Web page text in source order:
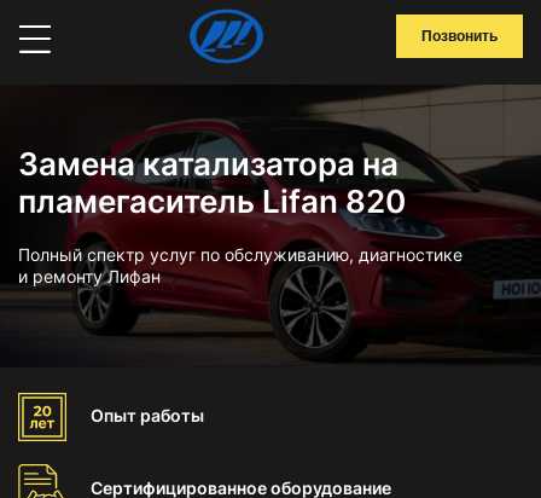
Позвонить
Замена катализатора на
пламегаситель Lifan 820
Полный спектр услуг по обслуживанию, диагностике
и ремонту Лифан
Опыт работы
Сертифицированноеоборудование